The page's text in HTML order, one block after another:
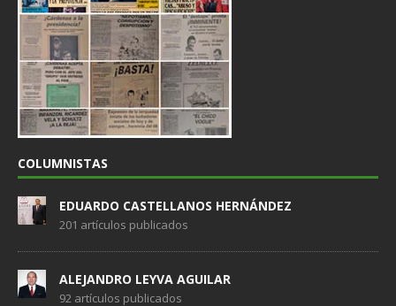
COLUMNISTAS
EDUARDO CASTELLANOS HERNÁNDEZ
201 artículos publicados
ALEJANDRO LEYVA AGUILAR
92 artículos publicados